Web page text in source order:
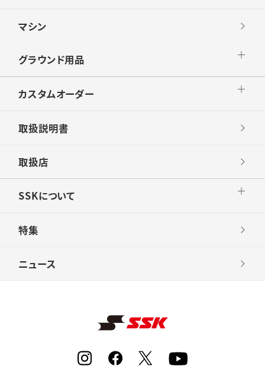
マシン
グラウンド用品
カスタムオーダー
取扱説明書
取扱店
SSKについて
特集
ニュース